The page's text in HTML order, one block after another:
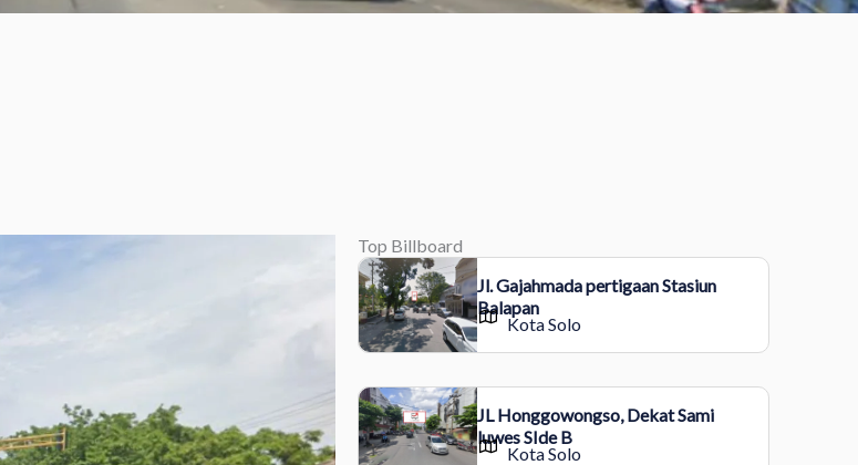
Top Billboard
Jl. Gajahmada pertigaan Stasiun
Balapan
Kota Solo
JL Honggowongso, Dekat Sami
luwes SIde B
Kota Solo